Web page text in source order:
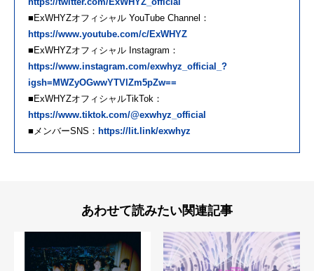
■ExWHYZオフィシャル YouTube Channel：
https://www.youtube.com/c/ExWHYZ
■ExWHYZオフィシャル Instagram：
https://www.instagram.com/exwhyz_official_?
igsh=MWZyOGwwYTVlZm5pZw==
■ExWHYZオフィシャルTikTok：
https://www.tiktok.com/@exwhyz_official
■メンバーSNS： https://lit.link/exwhyz
あわせて読みたい関連記事